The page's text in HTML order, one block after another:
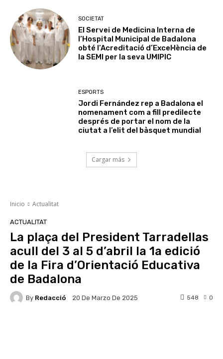
SOCIETAT
El Servei de Medicina Interna de
l’Hospital Municipal de Badalona
obté l’Acreditació d’Excel·lència de
la SEMI per la seva UMIPIC
ESPORTS
Jordi Fernández rep a Badalona el
nomenament com a fill predilecte
després de portar el nom de la
ciutat a l’elit del bàsquet mundial
Cargar más